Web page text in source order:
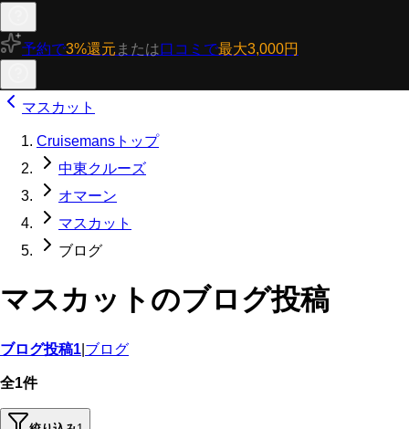
予約で3%還元 または口コミで最大3,000円
マスカット
Cruisemansトップ
中東クルーズ
オマーン
マスカット
ブログ
マスカットのブログ投稿
ブログ投稿1 ブログ
全1件